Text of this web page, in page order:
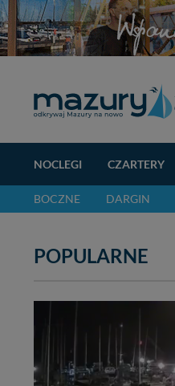
NOCLEGI CZARTERY
BOCZNE DARGIN
POPULARNE